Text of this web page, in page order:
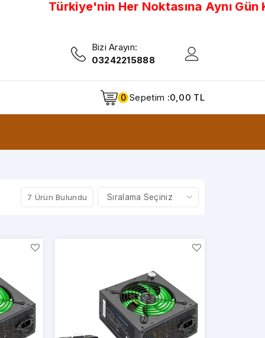
Türkiye'nin Her Noktasına Aynı Gün
Bizi Arayın:
03242215888
0 Sepetim :0,00 TL
7 Ürün Bulundu